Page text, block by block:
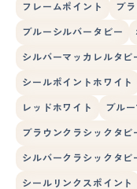
フレームポイント ブ
ブルーシルバータビー
シルバーマッカレルタビ
シールポイントホワイト
レッドホワイト ブル
ブラウンクラシックタビ
シルバークラシックタビ
シールリンクスポイント